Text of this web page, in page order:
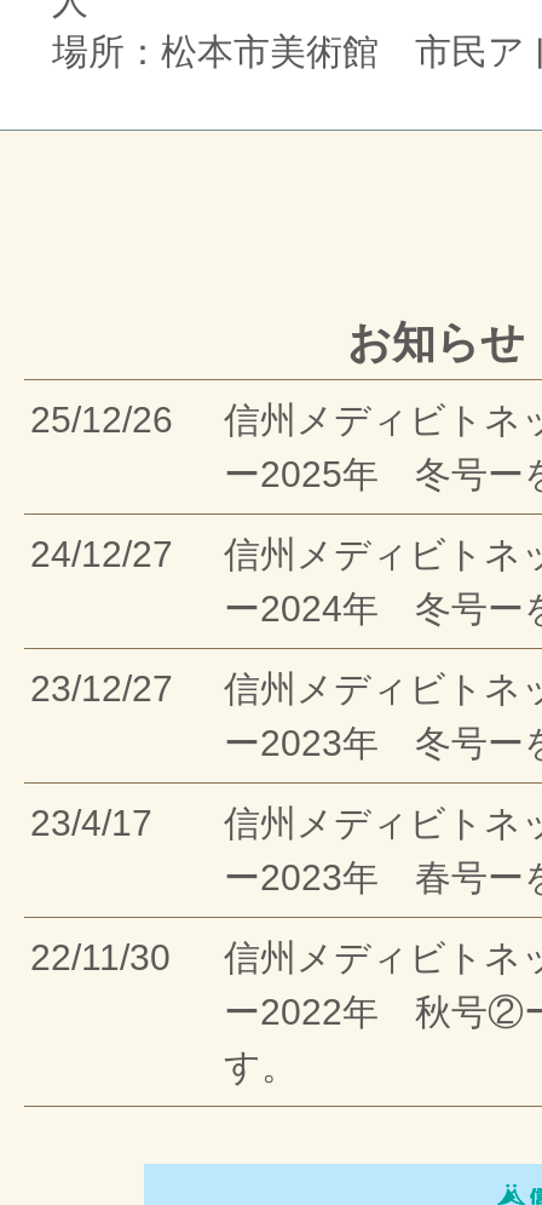
場所：松本市美術館 市民ア
お知らせ
25/12/26
信州メディビトネ
ー2025年 冬号ー
24/12/27
信州メディビトネ
ー2024年 冬号ー
23/12/27
信州メディビトネ
ー2023年 冬号ー
23/4/17
信州メディビトネ
ー2023年 春号ー
22/11/30
信州メディビトネ
ー2022年 秋号②
す。